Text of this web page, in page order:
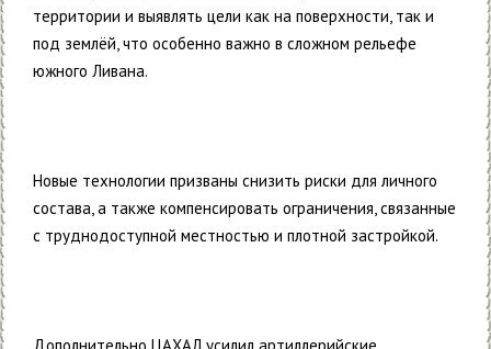
территории и выявлять цели как на поверхности, так и
под землёй, что особенно важно в сложном рельефе
южного Ливана.
Новые технологии призваны снизить риски для личного
состава, а также компенсировать ограничения, связанные
с труднодоступной местностью и плотной застройкой.